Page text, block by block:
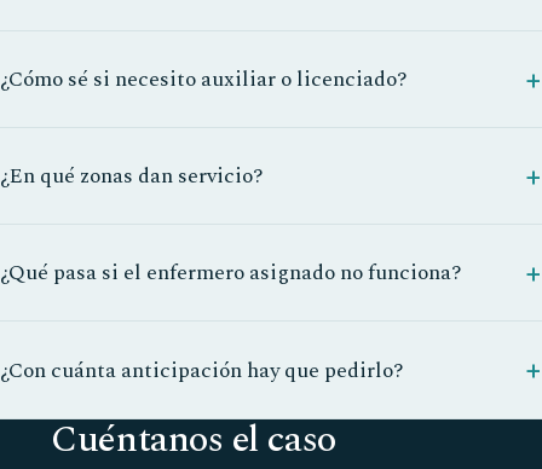
¿Cómo sé si necesito auxiliar o licenciado?
¿En qué zonas dan servicio?
¿Qué pasa si el enfermero asignado no funciona?
¿Con cuánta anticipación hay que pedirlo?
Cuéntanos el caso